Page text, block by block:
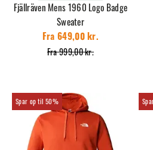
Fjällräven Mens 1960 Logo Badge
Sweater
Fra 999,00 kr.
Fra 649,00 kr.
50%